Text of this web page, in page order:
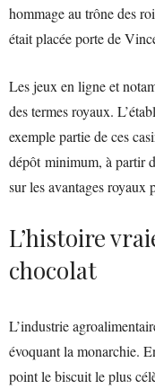
hommage au trône des
était placée porte de
Les jeux en ligne et
des termes royaux.
exemple partie de ces
dépôt minimum, à partir
sur les avantages royaux
L’histoire
chocolat
L’industrie
évoquant la monarchie.
point le biscuit le plus